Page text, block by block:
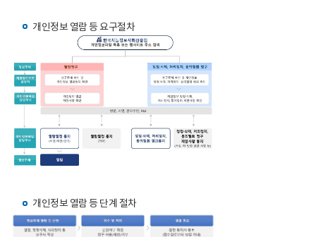
개인정보 열람 등 요구절차
개인정보 열람 등 단계 절차